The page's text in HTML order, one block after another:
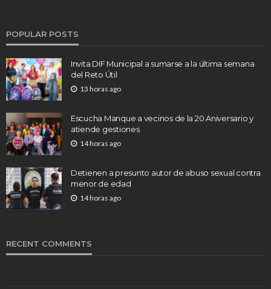
POPULAR POSTS
Invita DIF Municipal a sumarse a la última semana
del Reto Útil
13 horas ago
Escucha Manque a vecinos de la 20 Aniversario y
atiende gestiones
14 horas ago
Detienen a presunto autor de abuso sexual contra
menor de edad
14 horas ago
RECENT COMMENTS